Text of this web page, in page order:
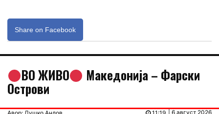
Share on Facebook
ВО ЖИВО Македонија – Фарски
Острови
| 6 август 2026